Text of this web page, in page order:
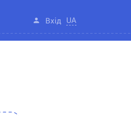
Вхід UA